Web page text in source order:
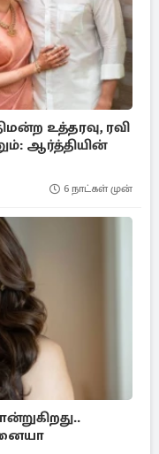
உத்தரவு, ரவி
ஆர்த்தியின்
6 நாட்கள் முன்